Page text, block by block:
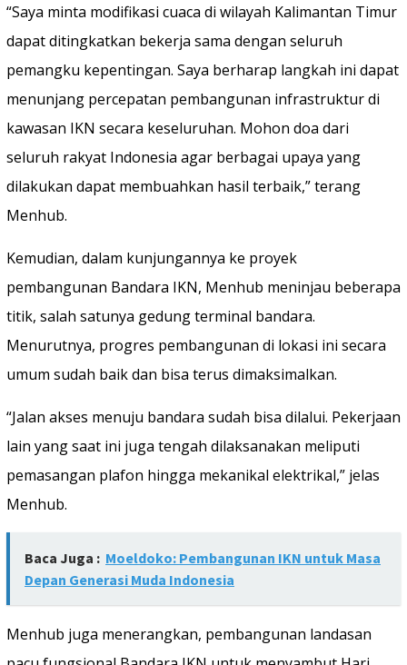
“Saya minta modifikasi cuaca di wilayah Kalimantan Timur
dapat ditingkatkan bekerja sama dengan seluruh
pemangku kepentingan. Saya berharap langkah ini dapat
menunjang percepatan pembangunan infrastruktur di
kawasan IKN secara keseluruhan. Mohon doa dari
seluruh rakyat Indonesia agar berbagai upaya yang
dilakukan dapat membuahkan hasil terbaik,” terang
Menhub.
Kemudian, dalam kunjungannya ke proyek
pembangunan Bandara IKN, Menhub meninjau beberapa
titik, salah satunya gedung terminal bandara.
Menurutnya, progres pembangunan di lokasi ini secara
umum sudah baik dan bisa terus dimaksimalkan.
“Jalan akses menuju bandara sudah bisa dilalui. Pekerjaan
lain yang saat ini juga tengah dilaksanakan meliputi
pemasangan plafon hingga mekanikal elektrikal,” jelas
Menhub.
Baca Juga : Moeldoko: Pembangunan IKN untuk Masa
Depan Generasi Muda Indonesia
Menhub juga menerangkan, pembangunan landasan